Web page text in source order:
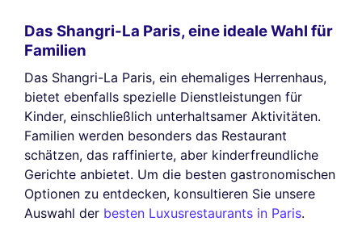
Das Shangri-La Paris, eine ideale Wahl für
Familien
Das Shangri-La Paris, ein ehemaliges Herrenhaus,
bietet ebenfalls spezielle Dienstleistungen für
Kinder, einschließlich unterhaltsamer Aktivitäten.
Familien werden besonders das Restaurant
schätzen, das raffinierte, aber kinderfreundliche
Gerichte anbietet. Um die besten gastronomischen
Optionen zu entdecken, konsultieren Sie unsere
Auswahl der besten Luxusrestaurants in Paris.